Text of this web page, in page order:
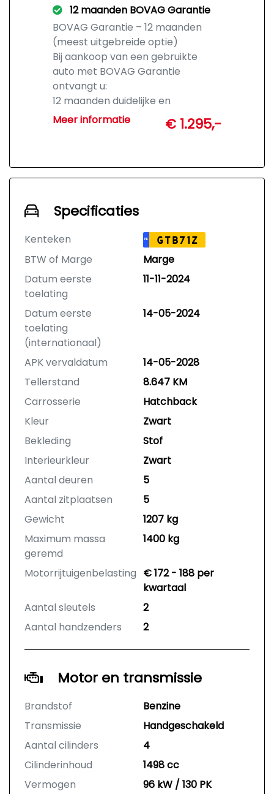
12 maanden BOVAG Garantie
BOVAG Garantie – 12 maanden
(meest uitgebreide optie)
Bij aankoop van een gebruikte
auto met BOVAG Garantie
ontvangt u:
12 maanden duidelijke en
uitgebreide garantie
Vrijwel alle gebreken gedekt
leeftijdsbeperking
redelijkerwijs mag verwachten
Hulp via het BOVAG-hulploket bij
garantieclaims
Geschillencommissie
Nakomingsgarantie van BOVAG
In noodsituaties herstel mogelijk bij
een andere garage (bijv. in het
buitenland)
BOVAG Garantie is de “geen-
gedoe-garantie”.
Meer informatie € 1.295,-
Specificaties
Kenteken NL GTB71Z
BTW of Marge
Marge
Datum eerste
toelating
11-11-2024
Datum eerste
toelating
(internationaal)
14-05-2024
APK vervaldatum
14-05-2028
Tellerstand
8.647 KM
Carrosserie
Hatchback
Kleur
Zwart
Bekleding
Stof
Interieurkleur
Zwart
Aantal deuren
5
Aantal zitplaatsen
5
Gewicht
1207 kg
Maximum massa
geremd
1400 kg
Motorrijtuigenbelasting € 172 - 188 per
kwartaal
Aantal sleutels
2
Aantal handzenders
2
Motor en transmissie
Brandstof
Benzine
Transmissie
Handgeschakeld
Aantal cilinders
4
Cilinderinhoud
1498 cc
Vermogen
96 kW / 130 PK